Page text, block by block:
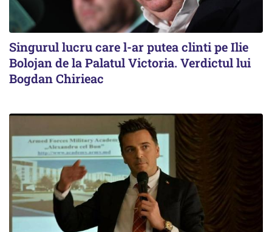
Singurul lucru care l-ar putea clinti pe Ilie
Bolojan de la Palatul Victoria. Verdictul lui
Bogdan Chirieac